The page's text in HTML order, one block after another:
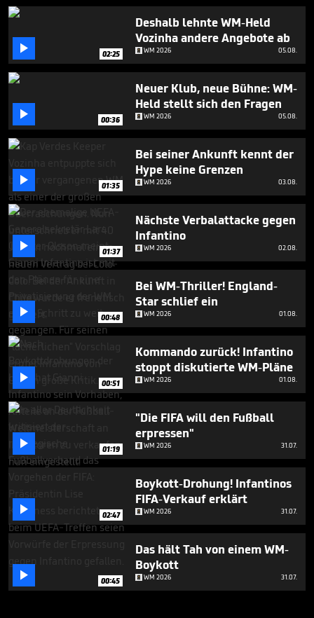
1
minute,
seconds
 02:25
Deshalb lehnte WM-Held
Vozinha andere Angebote ab
WM 2026 05.08.
 00:36
Neuer Klub, neue Bühne: WM-
Held stellt sich den Fragen
WM 2026 05.08.
 01:35
Bei seiner Ankunft kennt der
Hype keine Grenzen
WM 2026 03.08.
 01:37
Nächste Verbalattacke gegen
Infantino
WM 2026 02.08.
 00:48
Bei WM-Thriller! England-
Star schlief ein
WM 2026 01.08.
 00:51
Kommando zurück! Infantino
stoppt diskutierte WM-Pläne
WM 2026 01.08.
 01:19
"Die FIFA will den Fußball
erpressen"
WM 2026 31.07.
 02:47
Boykott-Drohung! Infantinos
FIFA-Verkauf erklärt
WM 2026 31.07.
 00:45
Das hält Tah von einem WM-
Boykott
WM 2026 31.07.